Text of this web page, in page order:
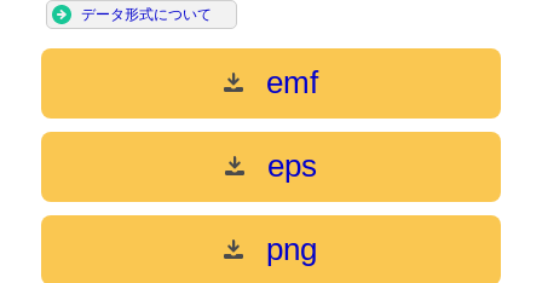
データ形式について
emf
eps
png